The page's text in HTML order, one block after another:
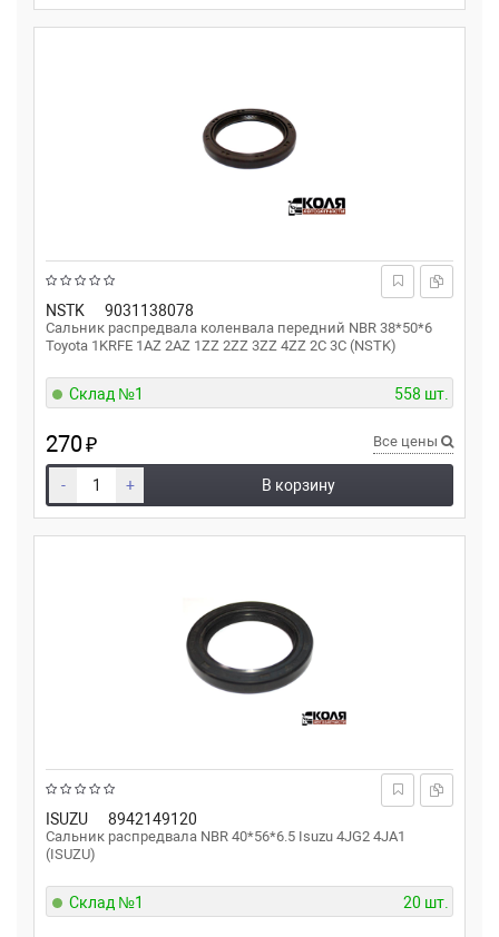
NSTK 9031138078
Сальник распредвала коленвала передний NBR 38*50*6
Toyota 1KRFE 1AZ 2AZ 1ZZ 2ZZ 3ZZ 4ZZ 2C 3C (NSTK)
Склад №1 558 шт.
270₽ Все цены
- + В корзину
ISUZU 8942149120
Сальник распредвала NBR 40*56*6.5 Isuzu 4JG2 4JA1
(ISUZU)
Склад №1 20 шт.